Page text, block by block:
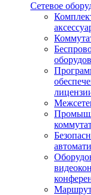
Сетевое